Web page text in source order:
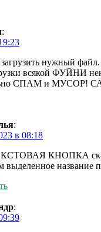
:
нужный файл.
всякой ФУЙНИ
СПАМ и МУСОР!
:
в 08:18
КНОПКА
выделенное название
: